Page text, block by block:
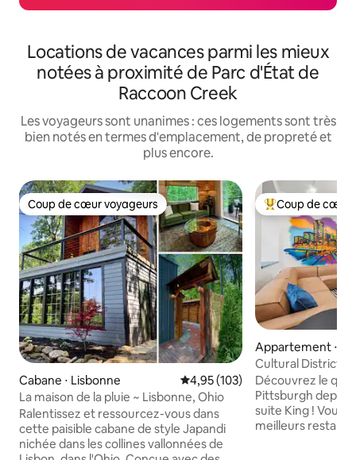
Locations de vacances parmi les mieux
notées à proximité de Parc d'État de
Raccoon Creek
Les voyageurs sont unanimes : ces logements sont très
bien notés en termes d'emplacement, de propreté et
plus encore.
Coup de cœur voyageurs
Coup de cœur voyageurs
Cabane ⋅ Lisbonne Évaluation moyenne sur la
4,95 (103)
La maison de la pluie ~ Lisbonne, Ohio
Ralentissez et ressourcez-vous dans
cette paisible cabane de style Japandi
nichée dans les collines vallonnées de
Coups de cœur
Coup de cœur
Appartement ⋅
Cultural District
tub
Découvrez le
Pittsburgh
suite King ! Vous
meilleurs